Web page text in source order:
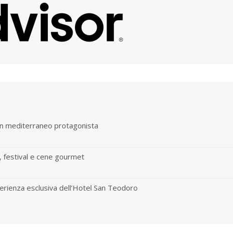
mediterraneo protagonista
festival e cene gourmet
esclusiva dell’Hotel San Teodoro